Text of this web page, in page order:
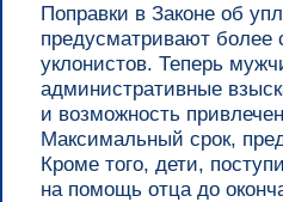
Поправки в Законе об
предусматривают более
уклонистов. Теперь
административные
и возможность
Максимальный срок,
Кроме того, дети,
на помощь отца до